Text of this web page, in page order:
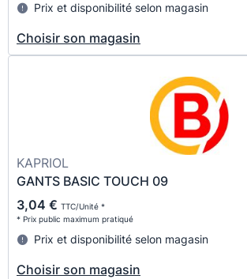
Prix et disponibilité selon magasin
Choisir son magasin
KAPRIOL
GANTS BASIC TOUCH 09
3,04 € TTC/Unité *
* Prix public maximum pratiqué
Prix et disponibilité selon magasin
Choisir son magasin